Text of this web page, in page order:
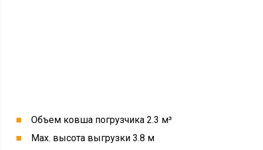
Объем ковша погрузчика 2.3 м³
Max. высота выгрузки 3.8 м